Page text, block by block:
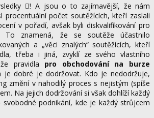
! A jsou o to zajímavější, že nám
procentuální počet soutěžících, kteří zaslali
v pořadí, avšak byli diskvalifikování pro
To znamená, že se soutěže účastnilo
a „věci znalých“ soutěžících, kteří
třeba i jiná, zvyklí ze svého vlastního
pravidla pro obchodování na burze
dobré je dodržovat. Kdo je nedodržuje,
změní v nahodilý proces s nejistým (spíše
Na jejich dodržování si však dohlíží každý
podnikání, kde je každý strůjcem